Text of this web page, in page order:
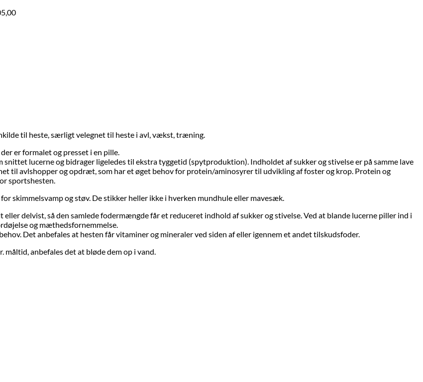
til heste, særligt velegnet til heste i avl, vækst, træning.
er formalet og presset i en pille.
lucerne og bidrager ligeledes til ekstra tyggetid (spytproduktion). Indholdet af sukker og stivelse er på samme lave
til avlshopper og opdræt, som har et øget behov for protein/aminosyrer til udvikling af foster og krop. Protein og
sportshesten.
skimmelsvamp og støv. De stikker heller ikke i hverken mundhule eller mavesæk.
delvist, så den samlede fodermængde får et reduceret indhold af sukker og stivelse. Ved at blande lucerne piller ind i
og mæthedsfornemmelse.
Det anbefales at hesten får vitaminer og mineraler ved siden af eller igennem et andet tilskudsfoder.
anbefales det at bløde dem op i vand.